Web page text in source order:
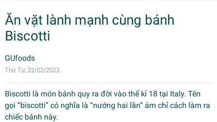
​​​​​​​Ăn vặt lành mạnh cùng bánh
Biscotti
GUfoods
Thứ Tư, 22/02/2023
Biscotti là món bánh quy ra đời vào thế kỉ 18 tại Italy. Tên
gọi “biscotti” có nghĩa là “nướng hai lần” ám chỉ cách làm ra
chiếc bánh này.